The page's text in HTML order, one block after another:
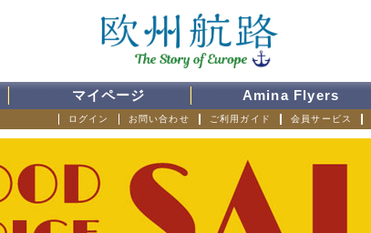
マイページ Amina Flyers
会員サービス
ご利用ガイド
お問い合わせ
ログイン